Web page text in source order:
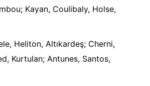
Kayan, Coulibaly, Holse,
Heliton, Altıkardeş; Cherni,
Kurtulan; Antunes, Santos,